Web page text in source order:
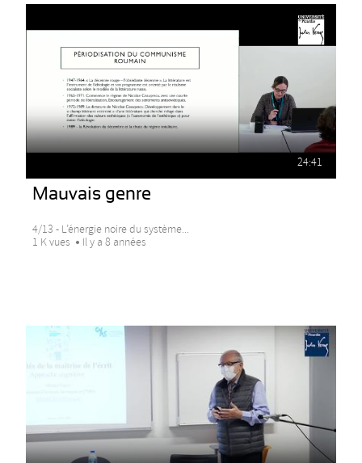
24:41
Mauvais genre
4/13 - L’énergie noire du système...
1 K vues
Il y a 8 années